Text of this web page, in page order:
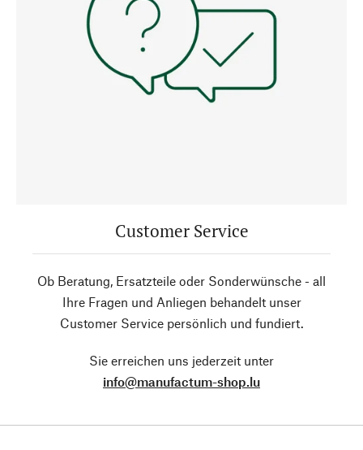
Customer Service
Ob Beratung, Ersatzteile oder Sonderwünsche - all
Ihre Fragen und Anliegen behandelt unser
Customer Service persönlich und fundiert.
Sie erreichen uns jederzeit unter
info@manufactum-shop.lu